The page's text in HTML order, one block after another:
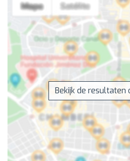
Bekijk de resultaten